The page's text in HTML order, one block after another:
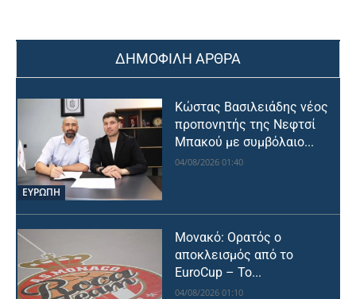
ΔΗΜΟΦΙΛΗ ΑΡΘΡΑ
ΕΥΡΩΠΗ
Κώστας Βασιλειάδης νέος
προπονητής της Νεφτσί
Μπακού με συμβόλαιο...
04/08/2026 01:40
Μονακό: Ορατός ο
αποκλεισμός από το
EuroCup – Το...
04/08/2026 01:10